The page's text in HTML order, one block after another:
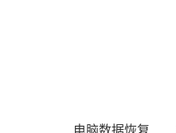
电脑数据恢复